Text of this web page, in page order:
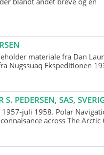
materiale fra Dan
Nugssuaq Ekspeditionen
PEDERSEN, SAS,
juli 1958. Polar
across The Arctic